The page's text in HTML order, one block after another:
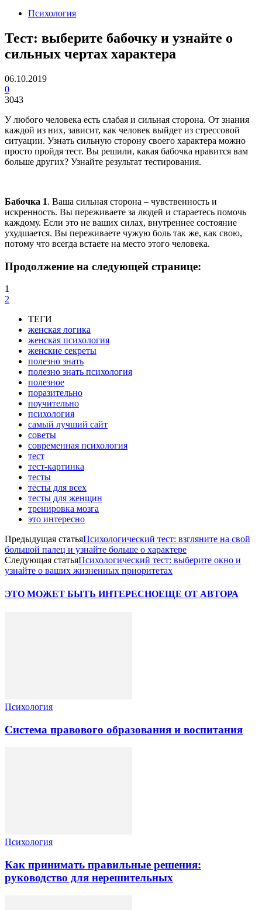
Психология
Тест: выберите бабочку и узнайте о
сильных чертах характера
06.10.2019
0
3043
У любого человека есть слабая и сильная сторона. От знания
каждой из них, зависит, как человек выйдет из стрессовой
ситуации. Узнать сильную сторону своего характера можно
просто пройдя тест. Вы решили, какая бабочка нравится вам
больше других? Узнайте результат тестирования.
Бабочка 1. Ваша сильная сторона – чувственность и
искренность. Вы переживаете за людей и стараетесь помочь
каждому. Если это не ваших силах, внутреннее состояние
ухудшается. Вы переживаете чужую боль так же, как свою,
потому что всегда встаете на место этого человека.
Продолжение на следующей странице:
1
2
ТЕГИ
женская логика
женская психология
женские секреты
полезно знать
полезно знать психология
полезное
поразительно
поучительно
психология
самый лучший сайт
советы
современная психология
тест
тест-картинка
тесты
тесты для всех
тесты для женщин
тренировка мозга
это интересно
Предыдущая статьяПсихологический тест: взгляните на свой
большой палец и узнайте больше о характере
Следующая статьяПсихологический тест: выберите окно и
узнайте о ваших жизненных приоритетах
ЭТО МОЖЕТ БЫТЬ ИНТЕРЕСНОЕЩЕ ОТ АВТОРА
Психология
Система правового образования и воспитания
Психология
Как принимать правильные решения:
руководство для нерешительных